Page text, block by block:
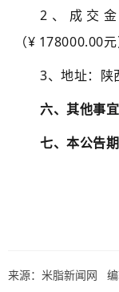
2、成交金
（¥ 178000.00元
3、地址：陕
六、其他事
七、本公告
来源：米脂新闻网 编